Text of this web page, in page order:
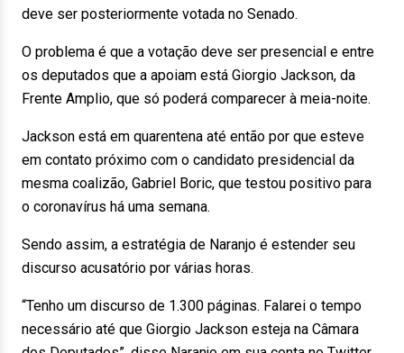
deve ser posteriormente votada no Senado.
O problema é que a votação deve ser presencial e entre
os deputados que a apoiam está Giorgio Jackson, da
Frente Amplio, que só poderá comparecer à meia-noite.
Jackson está em quarentena até então por que esteve
em contato próximo com o candidato presidencial da
mesma coalizão, Gabriel Boric, que testou positivo para
o coronavírus há uma semana.
Sendo assim, a estratégia de Naranjo é estender seu
discurso acusatório por várias horas.
“Tenho um discurso de 1.300 páginas. Falarei o tempo
necessário até que Giorgio Jackson esteja na Câmara